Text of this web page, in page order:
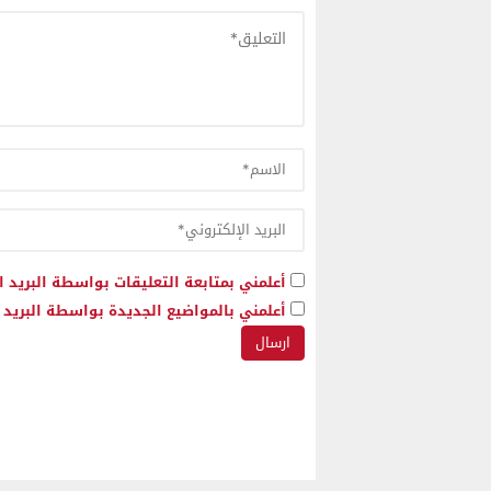
أعلمني بمتابعة التعليقات بواسطة البريد
أعلمني بالمواضيع الجديدة بواسطة البريد